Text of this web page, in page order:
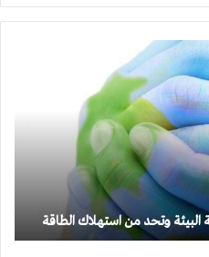
وتحد من استهلاك الطاقة